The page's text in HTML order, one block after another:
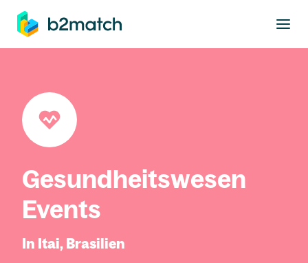
springen
Gesundheitswesen
Events
In Itai, Brasilien